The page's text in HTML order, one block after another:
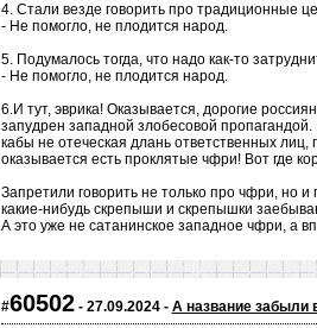
4. Стали везде говорить про традиционные
- Не помогло, не плодится народ.
5. Подумалось тогда, что надо как-то
- Не помогло, не плодится народ.
6.И тут, эврика! Оказывается, дорогие
запудрен западной злобесовой
кабы не отеческая длань ответственных
оказывается есть проклятые чфри! Вот где
Запретили говорить не только про чфри, но и
какие-нибудь скрепыши и скрепышки
А это уже не сатанинское западное чфри, а
#60502- 27.09.2024 - А название забыли